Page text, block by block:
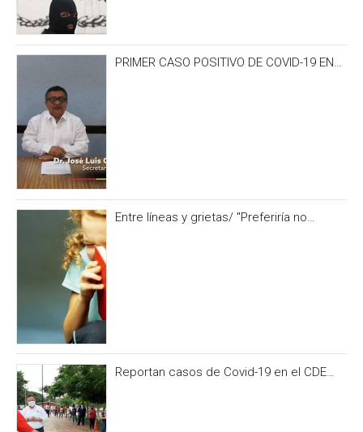
PRIMER CASO POSITIVO DE COVID-19 EN
Entre líneas y grietas/ "Preferiría no
Reportan casos de Covid-19 en el CDE